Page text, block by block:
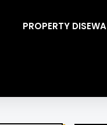
PROPERTY DISEWA